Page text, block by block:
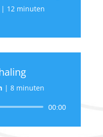
| 12 minuten
|8 minuten
00:00